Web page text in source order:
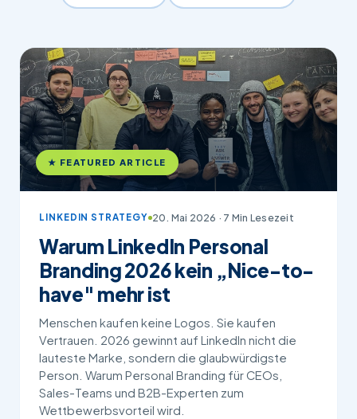
★ FEATURED ARTICLE
LINKEDIN STRATEGY 20. Mai 2026 · 7 Min Lesezeit
Warum LinkedIn Personal
Branding 2026 kein „Nice-to-
have" mehr ist
Menschen kaufen keine Logos. Sie kaufen
Vertrauen. 2026 gewinnt auf LinkedIn nicht die
lauteste Marke, sondern die glaubwürdigste
Person. Warum Personal Branding für CEOs,
Sales-Teams und B2B-Experten zum
Wettbewerbsvorteil wird.